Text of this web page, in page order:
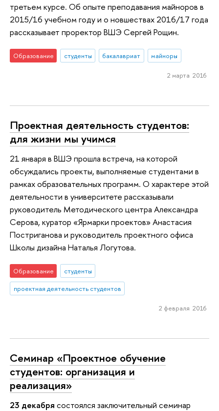
третьем курсе. Об опыте преподавания майноров в
2015/16 учебном году и о новшествах 2016/17 года
рассказывает проректор ВШЭ Сергей Рощин.
Образование студенты бакалавриат майноры
2 марта 2016
Проектная деятельность студентов:
для жизни мы учимся
21 января в ВШЭ прошла встреча, на которой
обсуждались проекты, выполняемые студентами в
рамках образовательных программ. О характере этой
деятельности в университете рассказывали
руководитель Методического центра Александра
Серова, куратор «Ярмарки проектов» Анастасия
Постриганова и руководитель проектного офиса
Школы дизайна Наталья Логутова.
Образование
студенты
проектная деятельность студентов
2 февраля 2016
Семинар «Проектное обучение
студентов: организация и
реализация»
23 декабря состоялся заключительный семинар